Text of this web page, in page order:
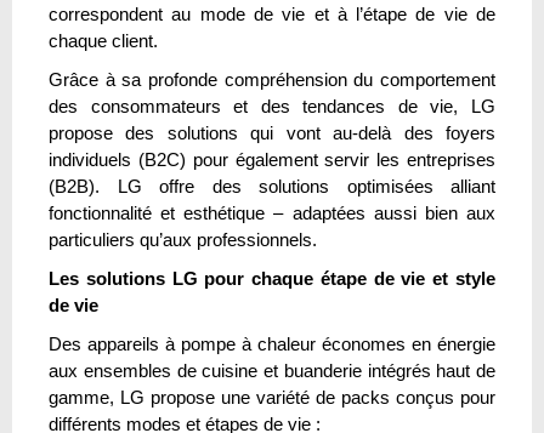
correspondent au mode de vie et à l’étape de vie de
chaque client.
Grâce à sa profonde compréhension du comportement
des consommateurs et des tendances de vie, LG
propose des solutions qui vont au-delà des foyers
individuels (B2C) pour également servir les entreprises
(B2B). LG offre des solutions optimisées alliant
fonctionnalité et esthétique – adaptées aussi bien aux
particuliers qu’aux professionnels.
Les solutions LG pour chaque étape de vie et style
de vie
Des appareils à pompe à chaleur économes en énergie
aux ensembles de cuisine et buanderie intégrés haut de
gamme, LG propose une variété de packs conçus pour
différents modes et étapes de vie :